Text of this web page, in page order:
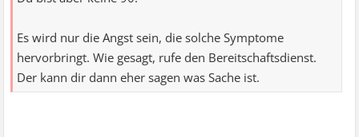
Es wird nur die Angst sein, die solche Symptome
hervorbringt. Wie gesagt, rufe den Bereitschaftsdienst.
Der kann dir dann eher sagen was Sache ist.